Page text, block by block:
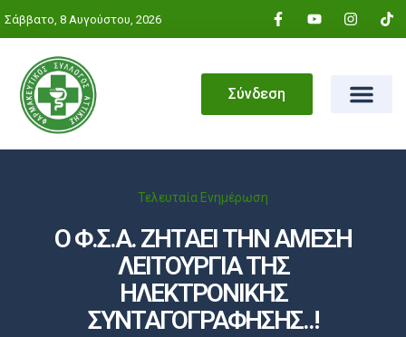
Σάββατο, 8 Αυγούστου, 2026
Σύνδεση
Τελευταία Ενημέρωση
Ο Φ.Σ.Α. ΖΗΤΑΕΙ ΤΗΝ ΑΜΕΣΗ
ΛΕΙΤΟΥΡΓΙΑ ΤΗΣ
ΗΛΕΚΤΡΟΝΙΚΗΣ
ΣΥΝΤΑΓΟΓΡΑΦΗΣΗΣ..!